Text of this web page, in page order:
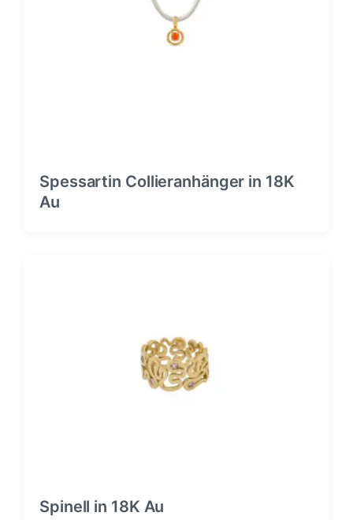
Spessartin Collieranhänger in 18K
Au
Spinell in 18K Au